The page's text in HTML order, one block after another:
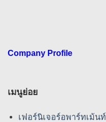
Company Profile
เมนูย่อย
เฟอร์นิเจอร์อพาร์ทเม้นท์